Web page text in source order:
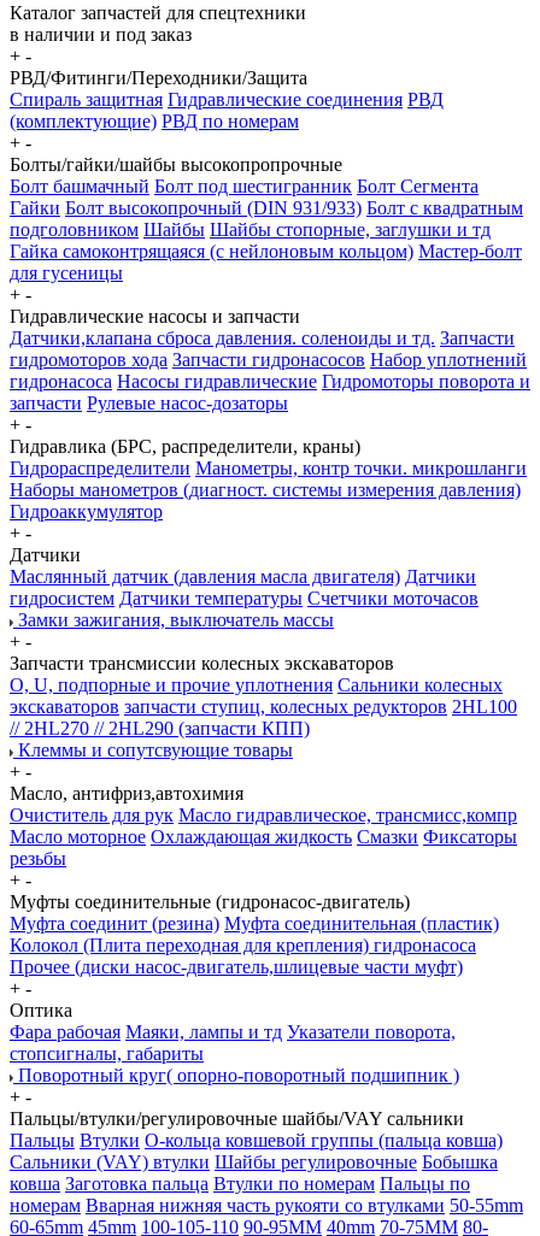
Каталог запчастей для спецтехники
в наличии и под заказ
+ -
РВД/Фитинги/Переходники/Защита
Спираль защитная Гидравлические соединения РВД
(комплектующие) РВД по номерам
+ -
Болты/гайки/шайбы высокопропрочные
Болт башмачный Болт под шестигранник Болт Сегмента
Гайки Болт высокопрочный (DIN 931/933) Болт с квадратным
подголовником Шайбы Шайбы стопорные, заглушки и тд
Гайка самоконтрящаяся (с нейлоновым кольцом) Мастер-болт
для гусеницы
+ -
Гидравлические насосы и запчасти
Датчики,клапана сброса давления. соленоиды и тд. Запчасти
гидромоторов хода Запчасти гидронасосов Набор уплотнений
гидронасоса Насосы гидравлические Гидромоторы поворота и
запчасти Рулевые насос-дозаторы
+ -
Гидравлика (БРС, распределители, краны)
Гидрораспределители Манометры, контр точки. микрошланги
Наборы манометров (диагност. системы измерения давления)
Гидроаккумулятор
+ -
Датчики
Маслянный датчик (давления масла двигателя) Датчики
гидросистем Датчики температуры Счетчики моточасов
Замки зажигания, выключатель массы
+ -
Запчасти трансмиссии колесных экскаваторов
О, U, подпорные и прочие уплотнения Сальники колесных
экскаваторов запчасти ступиц, колесных редукторов 2HL100
// 2HL270 // 2HL290 (запчасти КПП)
Клеммы и сопутсвующие товары
+ -
Масло, антифриз,автохимия
Очиститель для рук Масло гидравлическое, трансмисс,компр
Масло моторное Охлаждающая жидкость Смазки Фиксаторы
резьбы
+ -
Муфты соединительные (гидронасос-двигатель)
Муфта соединит (резина) Муфта соединительная (пластик)
Колокол (Плита переходная для крепления) гидронасоса
Прочее (диски насос-двигатель,шлицевые части муфт)
+ -
Оптика
Фара рабочая Маяки, лампы и тд Указатели поворота,
стопсигналы, габариты
Поворотный круг( опорно-поворотный подшипник )
+ -
Пальцы/втулки/регулировочные шайбы/VAY сальники
Пальцы Втулки О-кольца ковшевой группы (пальца ковша)
Сальники (VAY) втулки Шайбы регулировочные Бобышка
ковша Заготовка пальца Втулки по номерам Пальцы по
номерам Вварная нижняя часть рукояти со втулками 50-55mm
60-65mm 45mm 100-105-110 90-95MM 40mm 70-75MM 80-